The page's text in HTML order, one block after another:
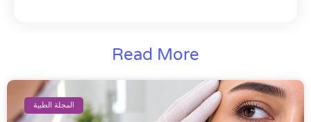
Read More
المجلة الطبية